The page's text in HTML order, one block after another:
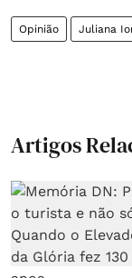
Opinião Juliana
Artigos